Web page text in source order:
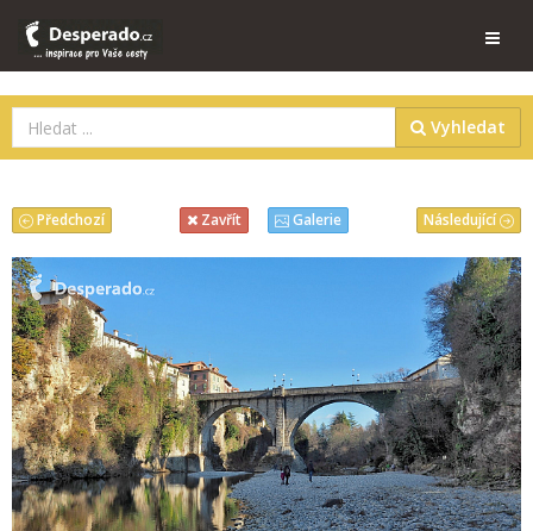
Vyhledat
Následující
Předchozí Zavřít Galerie